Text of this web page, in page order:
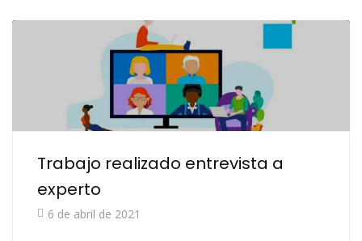
Trabajo realizado entrevista a
experto
6 de abril de 2021